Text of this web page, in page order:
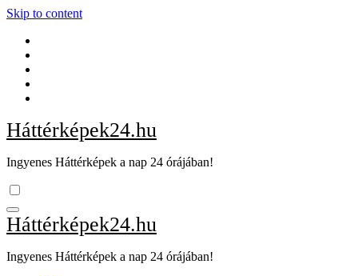
Skip to content
Háttérképek24.hu
Ingyenes Háttérképek a nap 24 órájában!
Háttérképek24.hu
Ingyenes Háttérképek a nap 24 órájában!